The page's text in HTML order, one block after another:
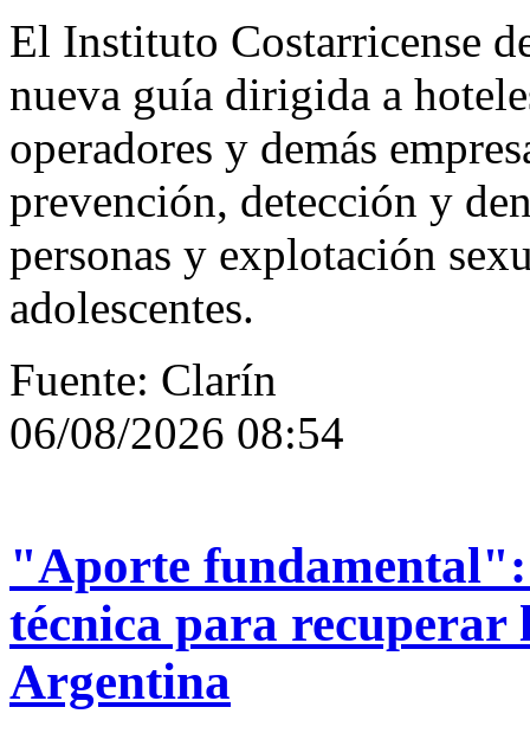
El Instituto Costarricense
nueva guía dirigida a
operadores y demás
prevención, detección y
personas y explotación
adolescentes.
Fuente: Clarín
06/08/2026 08:54
"Aporte
técnica para recuperar
Argentina